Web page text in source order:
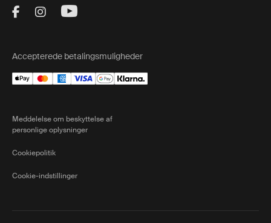
Visit Thule on Facebook (external link)
Visit Thule on Instagram (external link)
Visit Thule on Youtube (external
Accepterede betalingsmuligheder
Meddelelse om beskyttelse af
personlige oplysninger
Cookiepolitik
Cookie-indstillinger